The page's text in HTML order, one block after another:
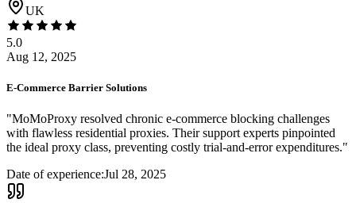
UK
5.0
Aug 12, 2025
E-Commerce Barrier Solutions
"MoMoProxy resolved chronic e-commerce blocking challenges
with flawless residential proxies. Their support experts pinpointed
the ideal proxy class, preventing costly trial-and-error expenditures."
Date of experience:Jul 28, 2025